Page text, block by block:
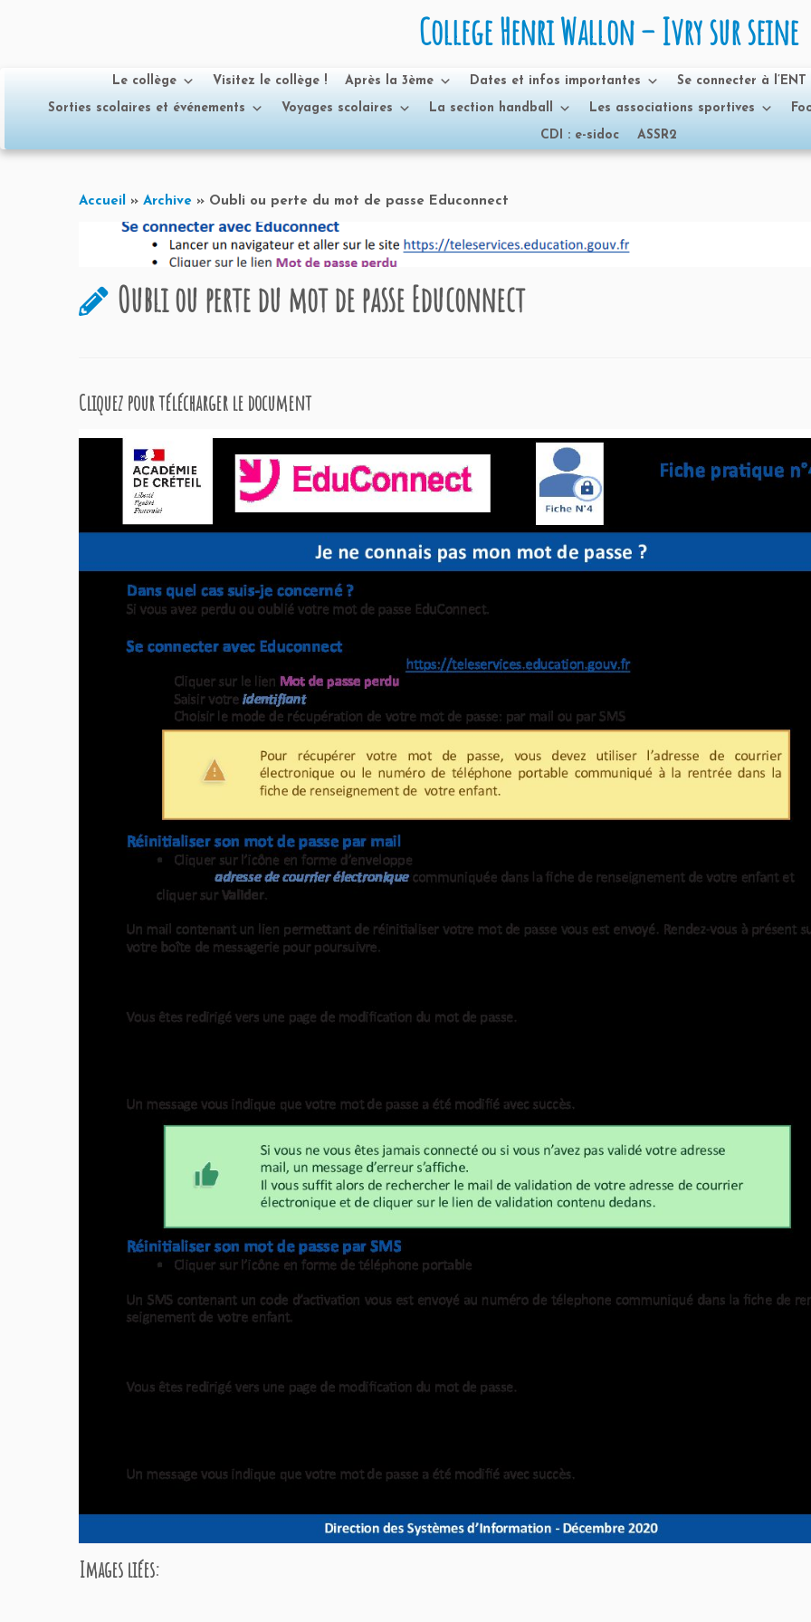
College Henri Wallon – Ivry sur seine
Le collège Visitez le collège ! Après la 3ème Dates et infos importantes Se connecter à l’ENT
Sorties scolaires et événements
Voyages scolaires La section handball Les associations sportives
CDI : e-sidoc
ASSR2
Accueil » Archive » Oubli ou perte du mot de passe Educonnect
Oubli ou perte du mot de passe Educonnect
Cliquez pour télécharger le document
Images liées: